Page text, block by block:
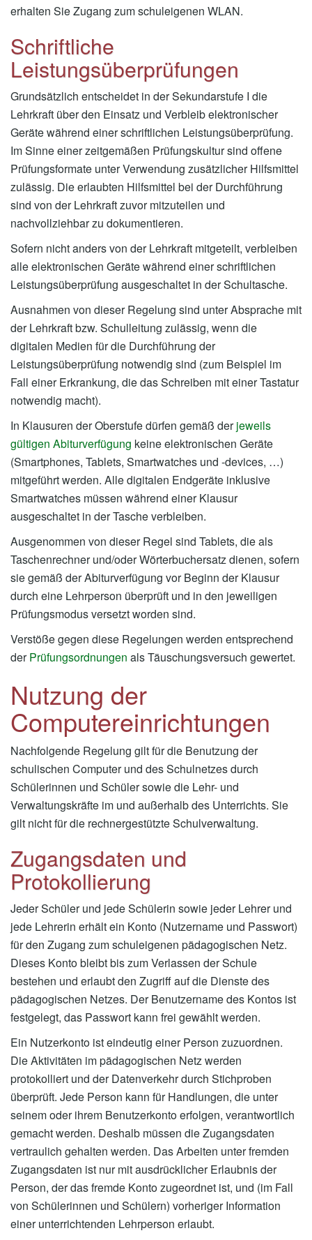
erhalten Sie Zugang zum schuleigenen WLAN.
Schriftliche
Leistungsüberprüfungen
Grundsätzlich entscheidet in der Sekundarstufe I die
Lehrkraft über den Einsatz und Verbleib elektronischer
Geräte während einer schriftlichen Leistungsüberprüfung.
Im Sinne einer zeitgemäßen Prüfungskultur sind offene
Prüfungsformate unter Verwendung zusätzlicher Hilfsmittel
zulässig. Die erlaubten Hilfsmittel bei der Durchführung
sind von der Lehrkraft zuvor mitzuteilen und
nachvollziehbar zu dokumentieren.
Sofern nicht anders von der Lehrkraft mitgeteilt, verbleiben
alle elektronischen Geräte während einer schriftlichen
Leistungsüberprüfung ausgeschaltet in der Schultasche.
Ausnahmen von dieser Regelung sind unter Absprache mit
der Lehrkraft bzw. Schulleitung zulässig, wenn die
digitalen Medien für die Durchführung der
Leistungsüberprüfung notwendig sind (zum Beispiel im
Fall einer Erkrankung, die das Schreiben mit einer Tastatur
notwendig macht).
In Klausuren der Oberstufe dürfen gemäß derjeweils
gültigen Abiturverfügung keine elektronischen Geräte
(Smartphones, Tablets, Smartwatches und -devices, …)
mitgeführt werden. Alle digitalen Endgeräte inklusive
Smartwatches müssen während einer Klausur
ausgeschaltet in der Tasche verbleiben.
Ausgenommen von dieser Regel sind Tablets, die als
Taschenrechner und/oder Wörterbuchersatz dienen, sofern
sie gemäß der Abiturverfügung vor Beginn der Klausur
durch eine Lehrperson überprüft und in den jeweiligen
Prüfungsmodus versetzt worden sind.
Verstöße gegen diese Regelungen werden entsprechend
derPrüfungsordnungen als Täuschungsversuch gewertet.
Nutzung der
Computereinrichtungen
Nachfolgende Regelung gilt für die Benutzung der
schulischen Computer und des Schulnetzes durch
Schülerinnen und Schüler sowie die Lehr- und
Verwaltungskräfte im und außerhalb des Unterrichts. Sie
gilt nicht für die rechnergestützte Schulverwaltung.
Zugangsdaten und
Protokollierung
Jeder Schüler und jede Schülerin sowie jeder Lehrer und
jede Lehrerin erhält ein Konto (Nutzername und Passwort)
für den Zugang zum schuleigenen pädagogischen Netz.
Dieses Konto bleibt bis zum Verlassen der Schule
bestehen und erlaubt den Zugriff auf die Dienste des
pädagogischen Netzes. Der Benutzername des Kontos ist
festgelegt, das Passwort kann frei gewählt werden.
Ein Nutzerkonto ist eindeutig einer Person zuzuordnen.
Die Aktivitäten im pädagogischen Netz werden
protokolliert und der Datenverkehr durch Stichproben
überprüft. Jede Person kann für Handlungen, die unter
seinem oder ihrem Benutzerkonto erfolgen, verantwortlich
gemacht werden. Deshalb müssen die Zugangsdaten
vertraulich gehalten werden. Das Arbeiten unter fremden
Zugangsdaten ist nur mit ausdrücklicher Erlaubnis der
Person, der das fremde Konto zugeordnet ist, und (im Fall
von Schülerinnen und Schülern) vorheriger Information
einer unterrichtenden Lehrperson erlaubt.